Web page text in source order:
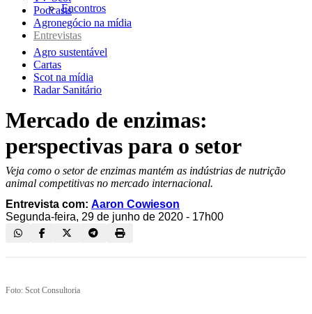
Encontros
Podcasts
Agronegócio na mídia
Entrevistas
Agro sustentável
Cartas
Scot na mídia
Radar Sanitário
Mercado de enzimas:
perspectivas para o setor
Veja como o setor de enzimas mantém as indústrias de nutrição
animal competitivas no mercado internacional.
Entrevista com: Aaron Cowieson
Segunda-feira, 29 de junho de 2020 - 17h00
Foto: Scot Consultoria